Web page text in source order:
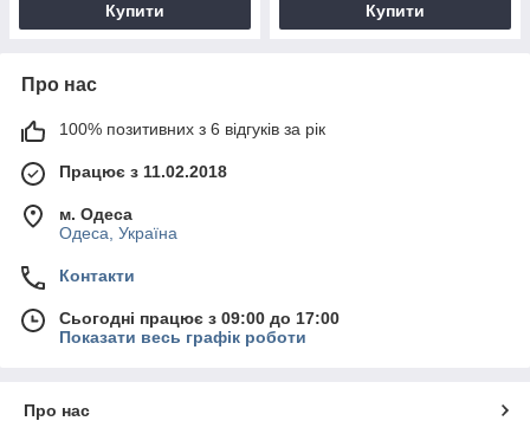
Купити Купити
Про нас
100% позитивних з 6 відгуків за рік
Працює з 11.02.2018
м. Одеса
Одеса, Україна
Контакти
Сьогодні працює з 09:00 до 17:00
Показати весь графік роботи
Про нас